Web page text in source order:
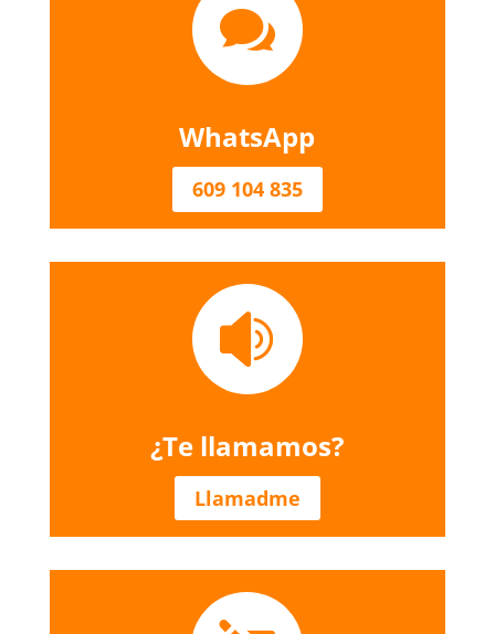

WhatsApp
609 104 835

¿Te llamamos?
Llamadme